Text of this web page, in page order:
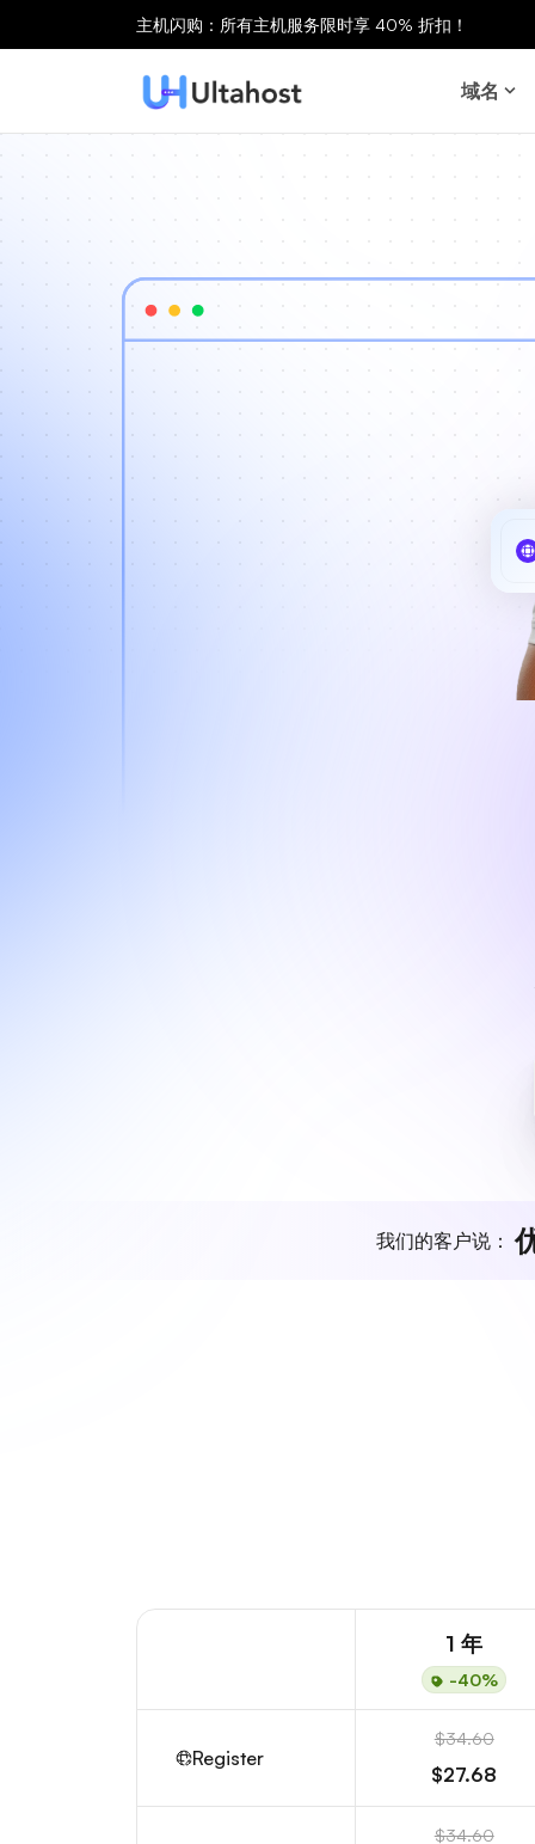
主机闪购：所有主机服务限时享 40% 折扣！
域名
我们的客户说：
1 年
-40%
Register
$34.60
$27.68
$34.60